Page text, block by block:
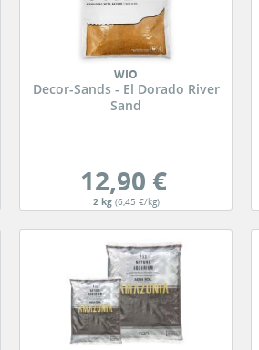
WIO
Decor-Sands - El Dorado River
Sand
12,90 €
2 kg (6,45 €/kg)